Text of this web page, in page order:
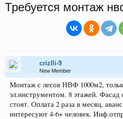
Требуется монтаж
crizlli-9
New Member
Монтаж с лесов НВФ 1000м2,
эл.инструментом. 8 этажей. Фасад
стоят. Оплата 2 раза в месяц,
интересуют 4-6+ человек.